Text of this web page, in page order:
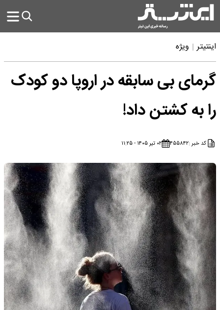
اینتیتر ویژه
گرمای بی سابقه در اروپا دو کودک
را به کشتن داد!
کد خبر :۴۵۵۸۴۲ ۰۲ تیر ۱۴۰۵ - ۱۱:۲۵